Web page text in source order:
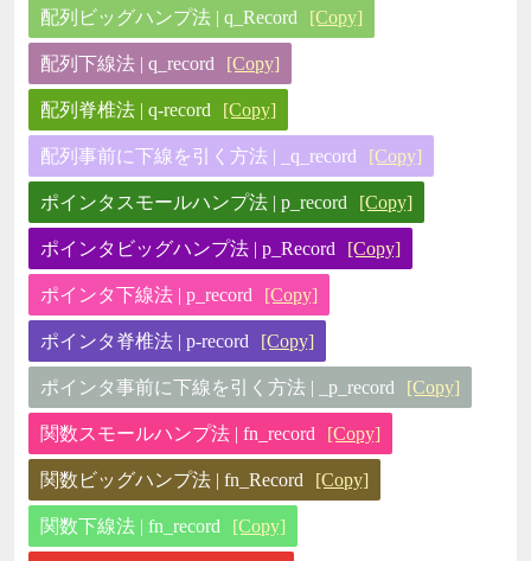
配列ビッグハンプ法 | q_Record [Copy]
配列下線法 | q_record [Copy]
配列脊椎法 | q-record [Copy]
配列事前に下線を引く方法 | _q_record [Copy]
ポインタスモールハンプ法 | p_record [Copy]
ポインタビッグハンプ法 | p_Record [Copy]
ポインタ下線法 | p_record [Copy]
ポインタ脊椎法 | p-record [Copy]
ポインタ事前に下線を引く方法 | _p_record [Copy]
関数スモールハンプ法 | fn_record [Copy]
関数ビッグハンプ法 | fn_Record [Copy]
関数下線法 | fn_record [Copy]